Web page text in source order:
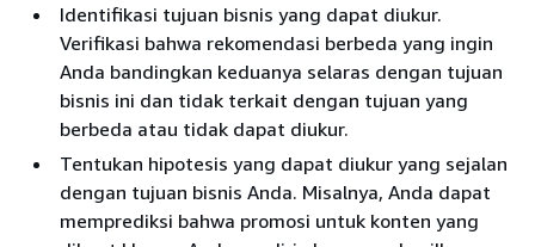
Identifikasi tujuan bisnis yang dapat diukur.
Verifikasi bahwa rekomendasi berbeda yang ingin
Anda bandingkan keduanya selaras dengan tujuan
bisnis ini dan tidak terkait dengan tujuan yang
berbeda atau tidak dapat diukur.
Tentukan hipotesis yang dapat diukur yang sejalan
dengan tujuan bisnis Anda. Misalnya, Anda dapat
memprediksi bahwa promosi untuk konten yang